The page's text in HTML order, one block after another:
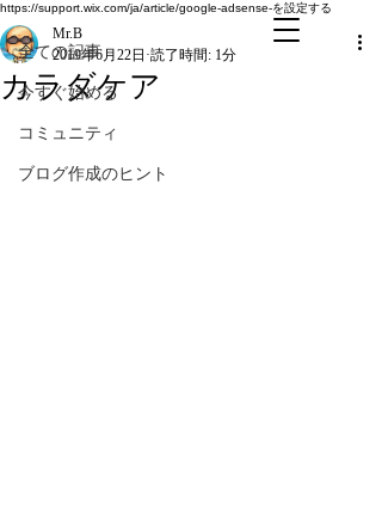
https://support.wix.com/ja/article/google-adsense-を設定する
全ての記事
今すぐ始める
コミュニティ
ブログ作成のヒント
カラダケア
Mr.B
2019年6月22日 読了時間: 1分